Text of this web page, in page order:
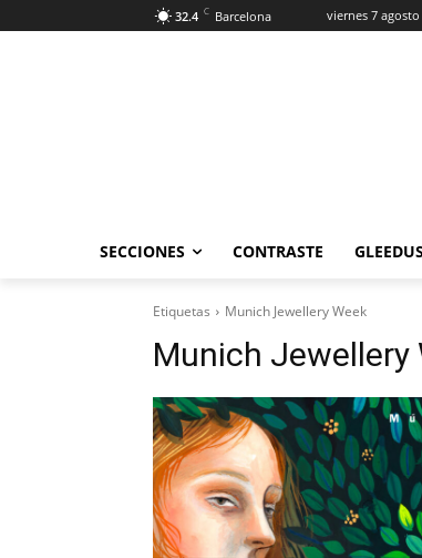
32.4 C Barcelona viernes 7 agosto
SECCIONES CONTRASTE
Etiquetas Munich Jewellery Week
Munich Jewellery